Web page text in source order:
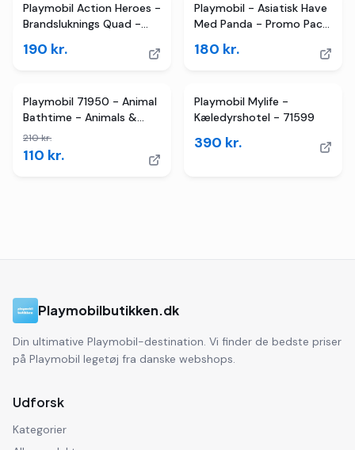
Playmobil Action Heroes -
Brandsluknings Quad -
190 kr.
Playmobil - Asiatisk Have
Med Panda - Promo Pack
180 kr.
TILBUD
Playmobil 71950 - Animal
Bathtime - Animals &
Friends - Flodhest
210kr.
110 kr.
Playmobil Mylife -
Kæledyrshotel - 71599
390 kr.
Playmobilbutikken.dk
Din ultimative Playmobil-destination. Vi finder de bedste priser
på Playmobil legetøj fra danske webshops.
Udforsk
Kategorier